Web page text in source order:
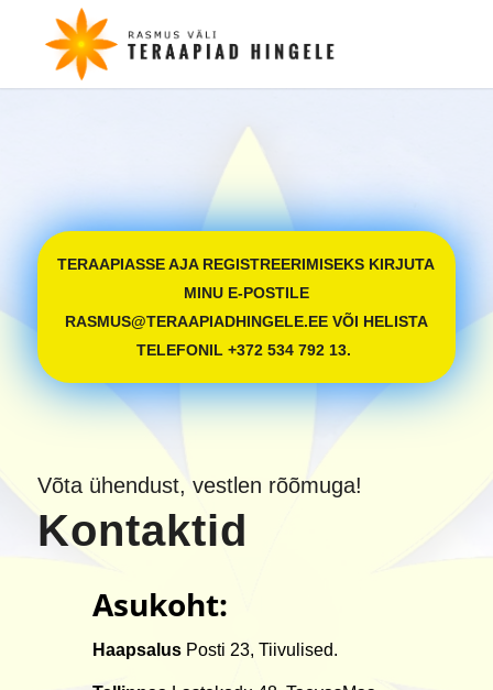
TERAAPIASSE AJA REGISTREERIMISEKS KIRJUTA
MINU E-POSTILE
RASMUS@TERAAPIADHINGELE.EE VÕI HELISTA
TELEFONIL +372 534 792 13.
Võta ühendust, vestlen rõõmuga!
Kontaktid
Asukoht:
Haapsalus Posti 23, Tiivulised.